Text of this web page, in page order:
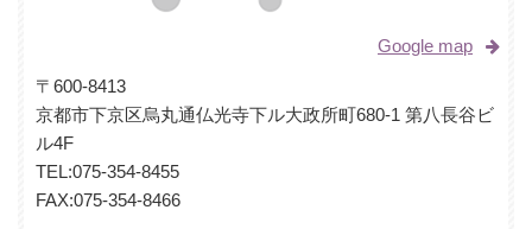
Google map
〒600-8413
京都市下京区烏丸通仏光寺下ル大政所町680-1 第八長谷ビ
ル4F
TEL:075-354-8455
FAX:075-354-8466